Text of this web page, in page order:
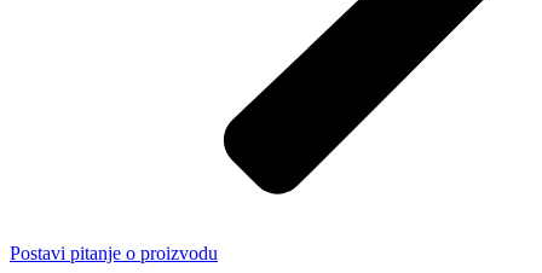
Postavi pitanje o proizvodu